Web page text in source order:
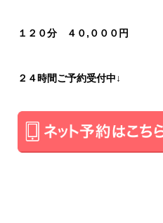
１２０分 ４０,０００円
２４時間ご予約受付中↓